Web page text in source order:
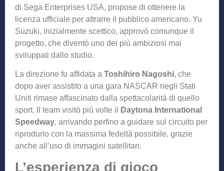
di Sega Enterprises USA, propose di ottenere la
licenza ufficiale per attrarre il pubblico americano. Yu
Suzuki, inizialmente scettico, approvò comunque il
progetto, che diventò uno dei più ambiziosi mai
sviluppati dallo studio.
La direzione fu affidata a Toshihiro Nagoshi, che
dopo aver assistito a una gara NASCAR negli Stati
Uniti rimase affascinato dalla spettacolarità di quello
sport. Il team visitò più volte il
Daytona International
Speedway, arrivando perfino a guidare sul circuito per
riprodurlo con la massima fedeltà possibile, grazie
anche all’uso di immagini satellitari.
L’esperienza di gioco